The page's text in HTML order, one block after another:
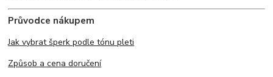
Průvodce nákupem
Jak vybrat šperk podle tónu pleti
Způsob a cena doručení